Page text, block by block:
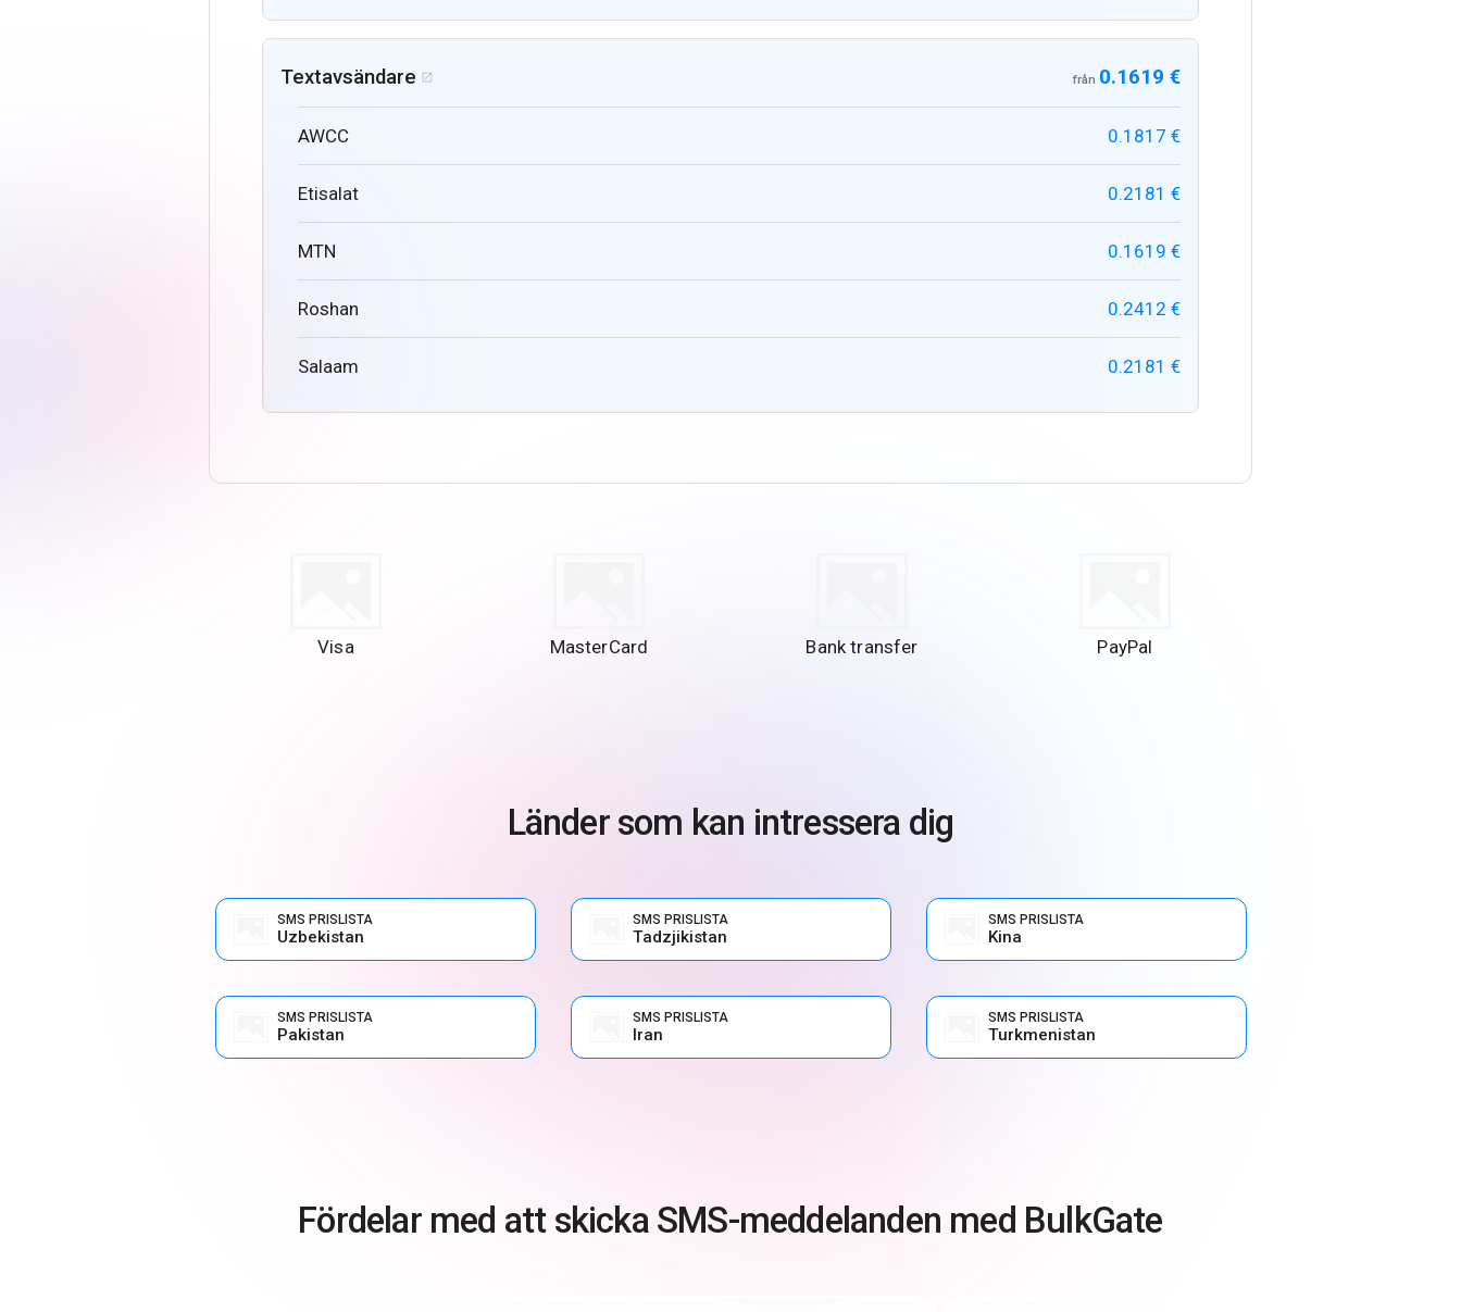
Textavsändare  från 0.1619 €
AWCC 0.1817 €
Etisalat 0.2181 €
MTN 0.1619 €
Roshan 0.2412 €
Salaam 0.2181 €
Visa MasterCard Bank transfer PayPal
Länder som kan intressera dig
SMS PRISLISTA
Uzbekistan
SMS PRISLISTA
Tadzjikistan
SMS PRISLISTA
Kina
SMS PRISLISTA
Pakistan
SMS PRISLISTA
Iran
SMS PRISLISTA
Turkmenistan
Fördelar med att skicka SMS-meddelanden med BulkGate